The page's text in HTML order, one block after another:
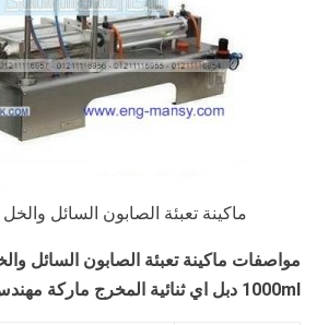
ماكينة تعبئة الصابون السائل والخل
مواصفات ماكينة تعبئة الصابون السائل
1000ml دبل اي ثنائية المخرج ماركة